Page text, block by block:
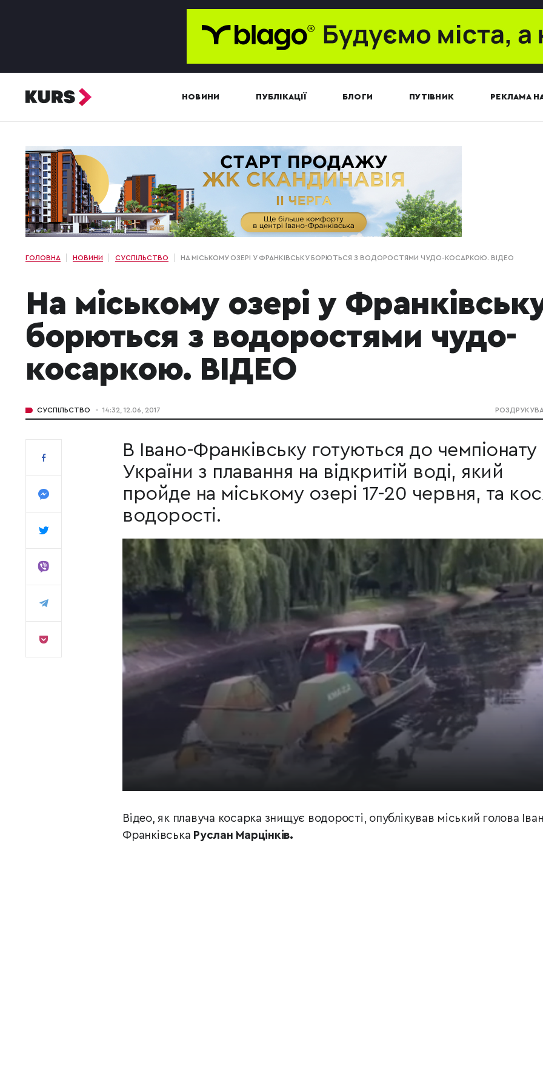
НОВИНИ ПУБЛІКАЦІЇ БЛОГИ ПУТІВНИК РЕКЛАМА
ГОЛОВНА НОВИНИ СУСПІЛЬСТВО НА МІСЬКОМУ ОЗЕРІ У ФРАНКІВСЬКУ БОРЮТЬСЯ З ВОДОРОСТЯМИ ЧУДО-КОСАРКОЮ. ВІДЕО
На міському озері у
борються з водоростями чудо-
косаркою. ВІДЕО
СУСПІЛЬСТВО 14:32, 12.06, 2017
В Івано-Франківську готуються до чемпіонату
України з плавання на відкритій воді, який
пройде на міському озері 17-20 червня, та
водорості.
Відео, як плавуча косарка знищує водорості, опублікував міський голова
Франківська Руслан Марцінків.